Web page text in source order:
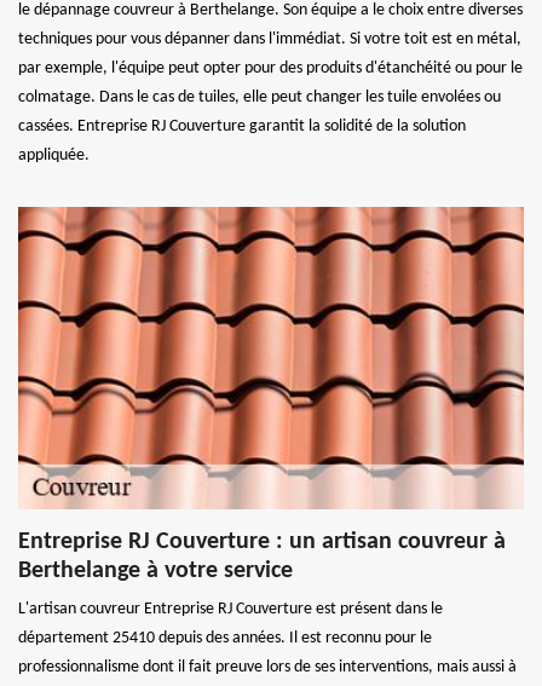
le dépannage couvreur à Berthelange. Son équipe a le choix entre diverses
techniques pour vous dépanner dans l'immédiat. Si votre toit est en métal,
par exemple, l'équipe peut opter pour des produits d'étanchéité ou pour le
colmatage. Dans le cas de tuiles, elle peut changer les tuile envolées ou
cassées. Entreprise RJ Couverture garantit la solidité de la solution
appliquée.
Entreprise RJ Couverture : un artisan couvreur à
Berthelange à votre service
L'artisan couvreur Entreprise RJ Couverture est présent dans le
département 25410 depuis des années. Il est reconnu pour le
professionnalisme dont il fait preuve lors de ses interventions, mais aussi à